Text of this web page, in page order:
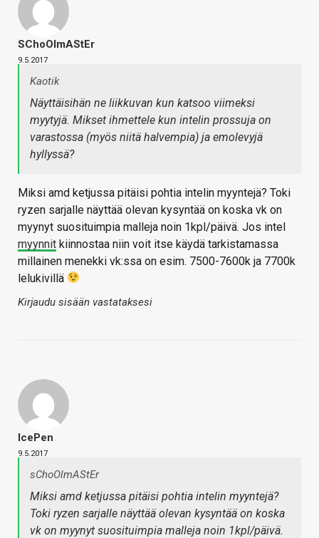
SChoOlmAStEr
9.5.2017
Kaotik
Näyttäisihän ne liikkuvan kun katsoo viimeksi
myytyjä. Mikset ihmettele kun intelin prossuja on
varastossa (myös niitä halvempia) ja emolevyjä
hyllyssä?
Miksi amd ketjussa pitäisi pohtia intelin myyntejä? Toki
ryzen sarjalle näyttää olevan kysyntää on koska vk on
myynyt suosituimpia malleja noin 1kpl/päivä. Jos intel
myynnit kiinnostaa niin voit itse käydä tarkistamassa
millainen menekki vk:ssa on esim. 7500-7600k ja 7700k
lelukivillä
Kirjaudu sisään vastataksesi
IcePen
9.5.2017
sChoOlmAStEr
Miksi amd ketjussa pitäisi pohtia intelin myyntejä?
Toki ryzen sarjalle näyttää olevan kysyntää on koska
vk on myynyt suosituimpia malleja noin 1kpl/päivä.